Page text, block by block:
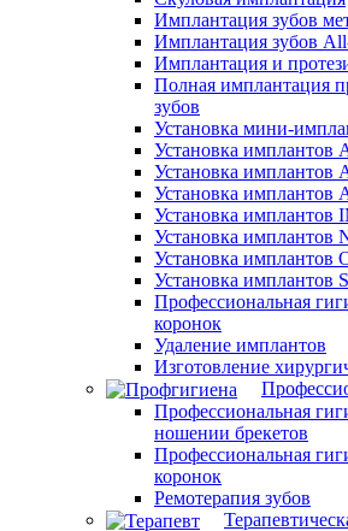
Имплантация зубов
Имплантация зубов
Имплантация и
Полная имплантация
зубов
Установка мини-
Установка имплантов
Установка имплантов
Установка имплантов
Установка имплантов
Установка имплантов
Установка имплантов
Установка имплантов
Профессиональная
коронок
Удаление имплантов
Изготовление
Профессиональная
ношении брекетов
Профессиональная
коронок
Ремотерапия зубов